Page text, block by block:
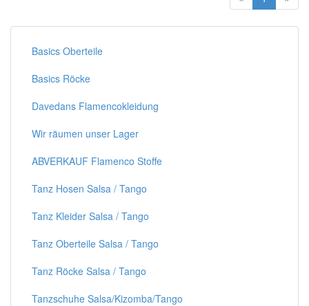
Basics Oberteile
Basics Röcke
Davedans Flamencokleidung
Wir räumen unser Lager
ABVERKAUF Flamenco Stoffe
Tanz Hosen Salsa / Tango
Tanz Kleider Salsa / Tango
Tanz Oberteile Salsa / Tango
Tanz Röcke Salsa / Tango
Tanzschuhe Salsa/Kizomba/Tango